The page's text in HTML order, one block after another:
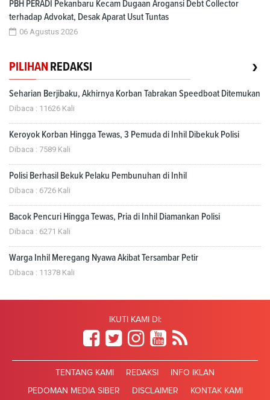
PBH PERADI Pekanbaru Kecam Dugaan Arogansi Debt Collector
terhadap Advokat, Desak Aparat Usut Tuntas
06 Agustus 2026
PILIHAN REDAKSI ›
Seharian Berjibaku, Akhirnya Korban Tabrakan Speedboat Ditemukan
Dibaca : 11626 Kali
Keroyok Korban Hingga Tewas, 3 Pemuda di Inhil Dibekuk Polisi
Dibaca : 7589 Kali
Polisi Berhasil Bekuk Pelaku Pembunuhan di Inhil
Dibaca : 6726 Kali
Bacok Pencuri Hingga Tewas, Pria di Inhil Diamankan Polisi
Dibaca : 6271 Kali
Warga Inhil Meregang Nyawa Akibat Tersambar Petir
Dibaca : 11378 Kali
IKUTI KAMI DI:
TENTANG KAMI REDAKSI INFO IKLAN
PEDOMAN MEDIA SIBER DISCLAIMER KONTAK KAMI